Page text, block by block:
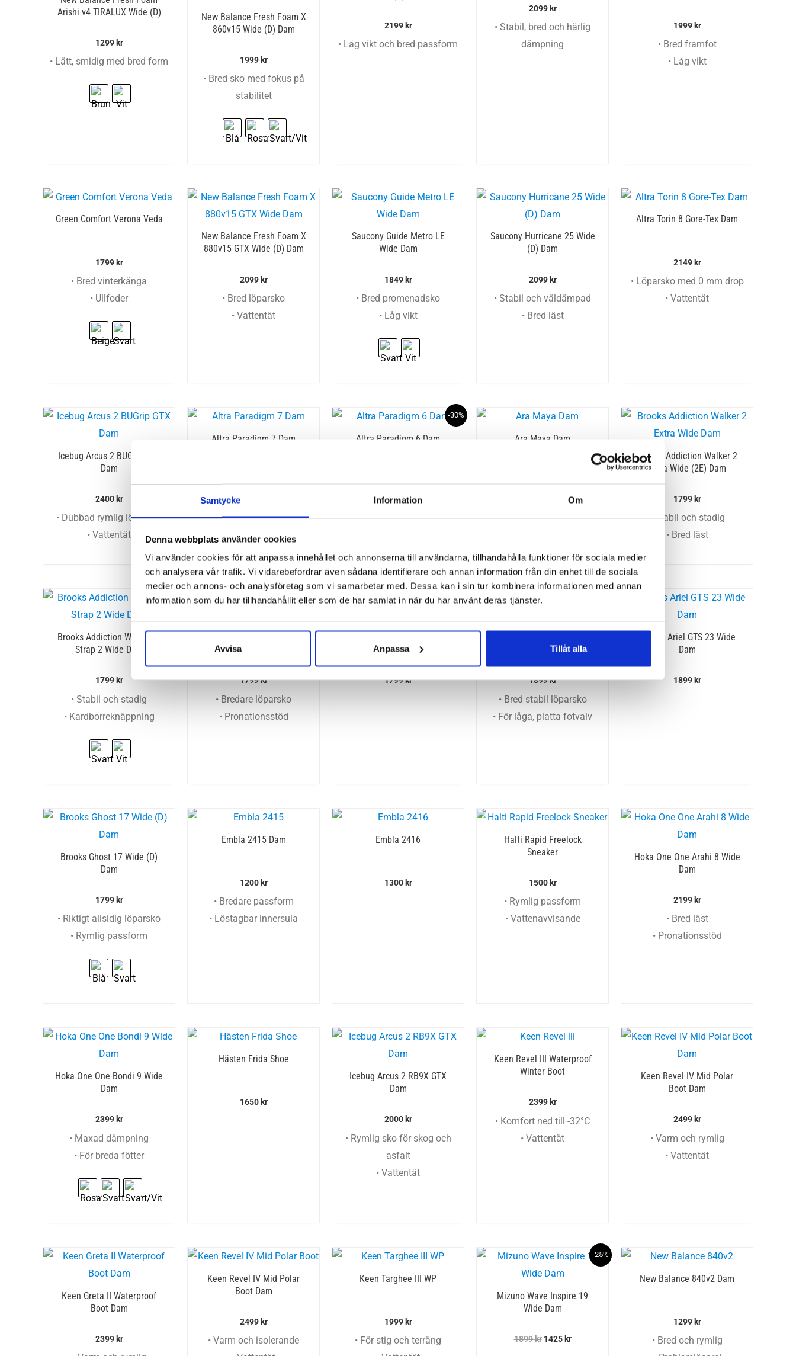
Samtycke Information Om
Denna webbplats använder cookies
Vi använder cookies för att anpassa innehållet och annonserna till användarna, tillhandahålla funktioner för sociala medier
och analysera vår trafik. Vi vidarebefordrar även sådana identifierare och annan information från din enhet till de sociala
medier och annons- och analysföretag som vi samarbetar med. Dessa kan i sin tur kombinera informationen med annan
information som du har tillhandahållit eller som de har samlat in när du har använt deras tjänster.
Avvisa Anpassa Tillåt alla
Arishi v4 TIRALUX Wide (D)
1299 kr
• Lätt, smidig med bred form
New Balance Fresh Foam X
860v15 Wide (D) Dam
1999 kr
• Bred sko med fokus på
stabilitet
2199 kr
• Låg vikt och bred passform
2099 kr
• Stabil, bred och härlig
dämpning
1999 kr
• Bred framfot
• Låg vikt
Green Comfort Verona Veda
1799 kr
• Bred vinterkänga
• Ullfoder
New Balance Fresh Foam X
880v15 GTX Wide (D) Dam
2099 kr
• Bred löparsko
• Vattentät
Saucony Guide Metro LE
Wide Dam
1849 kr
• Bred promenadsko
• Låg vikt
Saucony Hurricane 25 Wide
(D) Dam
2099 kr
• Stabil och väldämpad
• Bred läst
Altra Torin 8 Gore-Tex Dam
2149 kr
• Löparsko med 0 mm drop
• Vattentät
Icebug Arcus 2 BUGrip GTX
Dam
2400 kr
• Dubbad rymlig löparsko
• Vattentät
Altra Paradigm 7 Dam
-30%
Altra Paradigm 6 Dam
priset
Ara Maya Dam
• Bara att kliva i
Brooks Addiction Walker 2
Extra Wide (2E) Dam
1799 kr
• Stabil och stadig
• Bred läst
Brooks Addiction Walker V-
Strap 2 Wide Dam
1799kr
• Stabil och stadig
• Kardborreknäppning
Wide (D) Dam
1799kr
• Bredare löparsko
• Pronationsstöd
Wide Dam
1799kr
(D) Dam
1899kr
• Bred stabil löparsko
• För låga, platta fotvalv
Brooks Ariel GTS 23 Wide
Dam
1899kr
Brooks Ghost 17 Wide (D)
Dam
1799 kr
• Riktigt allsidig löparsko
• Rymlig passform
Embla 2415 Dam
1200 kr
• Bredare passform
• Löstagbar innersula
Embla 2416
1300 kr
Halti Rapid Freelock
Sneaker
1500 kr
• Rymlig passform
• Vattenavvisande
Hoka One One Arahi 8 Wide
Dam
2199 kr
• Bred läst
• Pronationsstöd
Hoka One One Bondi 9 Wide
Dam
2399 kr
• Maxad dämpning
• För breda fötter
Hästen Frida Shoe
1650 kr
Icebug Arcus 2 RB9X GTX
Dam
2000 kr
• Rymlig sko för skog och
asfalt
• Vattentät
Keen Revel III Waterproof
Winter Boot
2399 kr
• Komfort ned till -32°C
• Vattentät
Keen Revel IV Mid Polar
Boot Dam
2499 kr
• Varm och rymlig
• Vattentät
Keen Greta II Waterproof
Boot Dam
2399 kr
Keen Revel IV Mid Polar
Boot Dam
2499 kr
• Varm och isolerande
Keen Targhee III WP
1999 kr
• För stig och terräng
-25%
Mizuno Wave Inspire 19
Wide Dam
1899kr Det
1425 krDet
New Balance 840v2 Dam
1299 kr
• Bred och rymlig